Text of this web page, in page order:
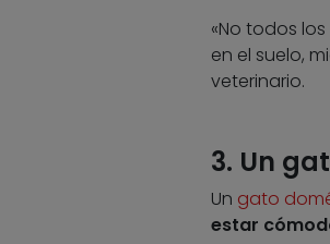
«No todos
en el suelo,
veterinario.
3. Un
Un gato
estar